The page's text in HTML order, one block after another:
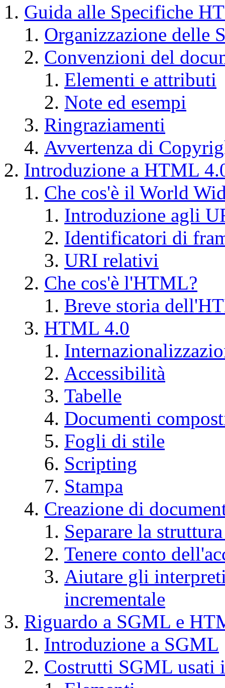
Guida alle Specifiche
Organizzazione delle
Convenzioni del
Elementi e attributi
Note ed esempi
Ringraziamenti
Avvertenza di
Introduzione a HTML
Che cos'è il World
Introduzione agli
Identificatori di
URI relativi
Che cos'è l'HTML?
Breve storia
HTML 4.0
Accessibilità
Tabelle
Documenti
Fogli di stile
Scripting
Stampa
Creazione di
Separare la
Tenere conto
Aiutare gli
incrementale
Riguardo a SGML e
Introduzione a SGML
Costrutti SGML